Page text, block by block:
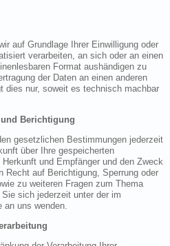
auf Grundlage Ihrer Einwilligung oder
verarbeiten, an sich oder an einen
Format aushändigen zu
der Daten an einen anderen
dies nur, soweit es technisch machbar
Berichtigung
gesetzlichen Bestimmungen jederzeit
über Ihre gespeicherten
und Empfänger und den Zweck
Recht auf Berichtigung, Sperrung oder
zu weiteren Fragen zum Thema
sich jederzeit unter der im
an uns wenden.